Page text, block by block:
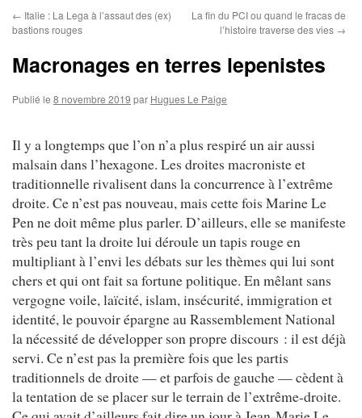
← Italie : La Lega à l’assaut des (ex)
bastions rouges
La fin du PCI ou quand le fracas de
l’histoire traverse des vies →
Macronages en terres lepenistes
Publié le 8 novembre 2019 par Hugues Le Paige
Il y a longtemps que l’on n’a plus respiré un air aussi
malsain dans l’hexagone. Les droites macroniste et
traditionnelle rivalisent dans la concurrence à l’extrême
droite. Ce n’est pas nouveau, mais cette fois Marine Le
Pen ne doit même plus parler. D’ailleurs, elle se manifeste
très peu tant la droite lui déroule un tapis rouge en
multipliant à l’envi les débats sur les thèmes qui lui sont
chers et qui ont fait sa fortune politique. En mêlant sans
vergogne voile, laïcité, islam, insécurité, immigration et
identité, le pouvoir épargne au Rassemblement National
la nécessité de développer son propre discours : il est déjà
servi. Ce n’est pas la première fois que les partis
traditionnels de droite — et parfois de gauche — cèdent à
la tentation de se placer sur le terrain de l’extrême-droite.